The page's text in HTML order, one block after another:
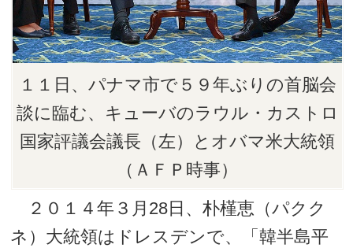
１１日、パナマ市で５９年ぶりの首脳会
談に臨む、キューバのラウル・カストロ
国家評議会議長（左）とオバマ米大統領
（ＡＦＰ時事）
２０１４年３月28日、朴槿恵（パクク
ネ）大統領はドレスデンで、「韓半島平